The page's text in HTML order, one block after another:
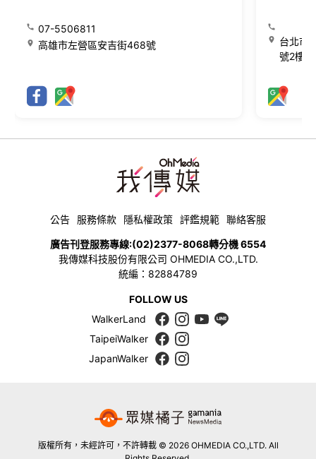
07-5506811
高雄市左營區安吉街468號
台北市
號2樓
公告 服務條款 隱私權政策 評鑑規範 聯絡客服
廣告刊登服務專線:(02)2377-8068轉分機 6554
我傳媒科技股份有限公司 OHMEDIA CO.,LTD.
統編：82884789
FOLLOW US
WalkerLand
TaipeiWalker
JapanWalker
版權所有，未經許可，不許轉載 © 2026 OHMEDIA CO.,LTD. All